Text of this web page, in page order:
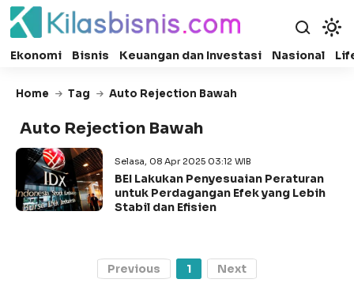
Ekonomi Bisnis Keuangan dan Investasi Nasional
Home Tag Auto Rejection Bawah
Auto Rejection Bawah
Selasa, 08 Apr 2025 03:12 WIB
BEI Lakukan Penyesuaian Peraturan
untuk Perdagangan Efek yang Lebih
Stabil dan Efisien
Previous 1 Next